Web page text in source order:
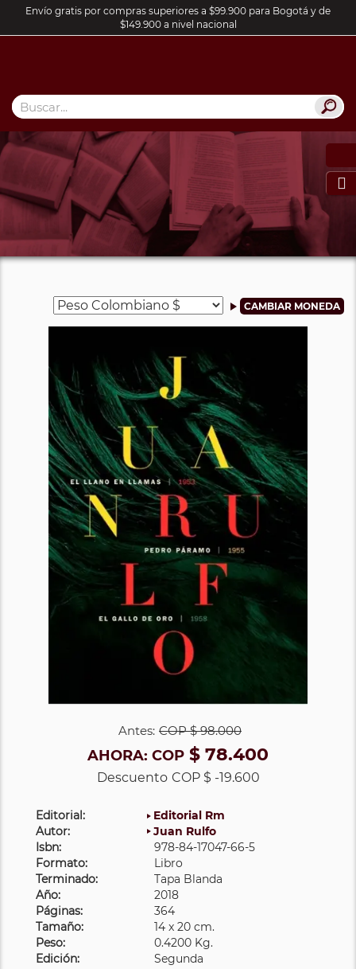
Envío gratis por compras superiores a $99.900 para Bogotá y de
$149.900 a nivel nacional

Antes: COP$ 98.000
AHORA: COP $ 78.400
Descuento COP $ -19.600
Editorial:
Editorial Rm
Autor:
Juan Rulfo
Isbn:
978-84-17047-66-5
Formato:
Libro
Terminado:
Tapa Blanda
Año:
2018
Páginas:
364
Tamaño:
14 x 20 cm.
Peso:
0.4200 Kg.
Edición:
Segunda